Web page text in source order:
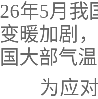
26年5月我
变暖加剧
国大部气
为应